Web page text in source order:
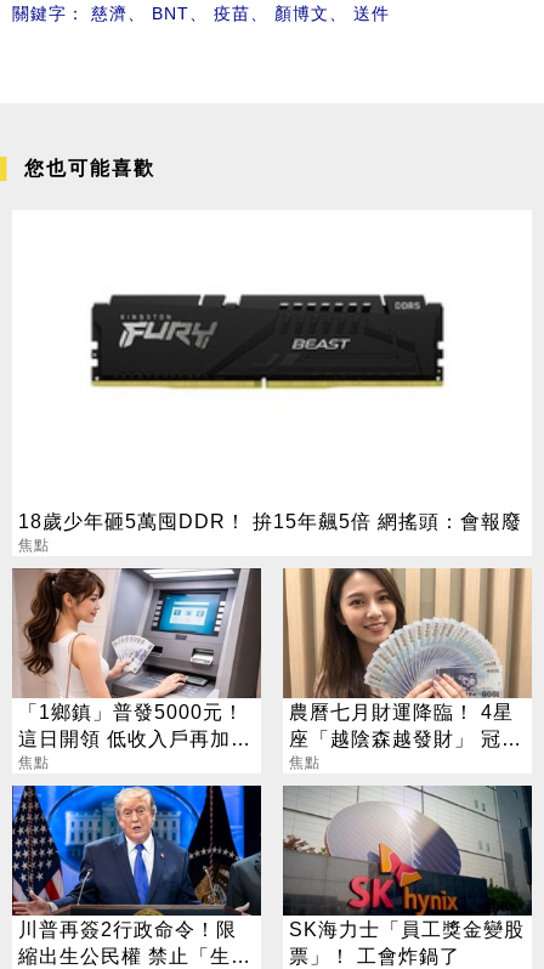
關鍵字： 慈濟、 BNT、 疫苗、 顏博文、 送件
您也可能喜歡
18歲少年砸5萬囤DDR！ 拚15年飆5倍 網搖頭：會報廢
焦點
「1鄉鎮」普發5000元！
這日開領 低收入戶再加碼
2000元
焦點
農曆七月財運降臨！ 4星
座「越陰森越發財」 冠軍
賺到翻
焦點
川普再簽2行政命令！限
縮出生公民權 禁止「生育
SK海力士「員工獎金變股
票」！ 工會炸鍋了